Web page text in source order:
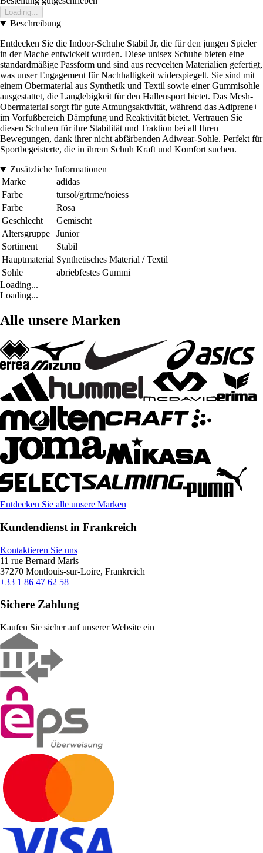
Loading...
Beschreibung
Entdecken Sie die Indoor-Schuhe Stabil Jr, die für den jungen Spieler
in der Mache entwickelt wurden. Diese unisex Schuhe bieten eine
standardmäßige Passform und sind aus recycelten Materialien gefertigt,
was unser Engagement für Nachhaltigkeit widerspiegelt. Sie sind mit
einem Obermaterial aus Synthetik und Textil sowie einer Gummisohle
ausgestattet, die Langlebigkeit für den Hallensport bietet. Das Mesh-
Obermaterial sorgt für gute Atmungsaktivität, während das Adiprene+
im Vorfußbereich Dämpfung und Reaktivität bietet. Vertrauen Sie
diesen Schuhen für ihre Stabilität und Traktion bei all Ihren
Bewegungen, dank ihrer nicht abfärbenden Adiwear-Sohle. Perfekt für
Sportbegeisterte, die in ihrem Schuh Kraft und Komfort suchen.
Zusätzliche Informationen
Marke
adidas
Farbe
tursol/grtrme/noiess
Farbe
Rosa
Geschlecht
Gemischt
Altersgruppe
Junior
Sortiment
Stabil
Hauptmaterial Synthetisches Material / Textil
Sohle
abriebfestes Gummi
Loading...
Loading...
Alle unsere Marken
Entdecken Sie alle unsere Marken
Kundendienst in Frankreich
Kontaktieren Sie uns
11 rue Bernard Maris
37270 Montlouis-sur-Loire, Frankreich
+33 1 86 47 62 58
Sichere Zahlung
Kaufen Sie sicher auf unserer Website ein